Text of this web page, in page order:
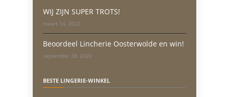
WIJ ZIJN SUPER TROTS!
maart 14, 2022
Beoordeel Lincherie Oosterwolde en win!
september 28, 2020
BESTE LINGERIE-WINKEL